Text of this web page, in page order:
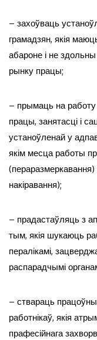
– захоўваць
грамадзян, якія
абароне і не
рынку працы;
– прымаць на работу
працы, занятасці і
устаноўленай у
якім месца работы
(пераразмеркавання)
накіравання);
– прадастаўляць з
тым, якія шукаюць
пералікамі,
распарадчымі
– ствараць
работнікаў, якія
прафесійнага